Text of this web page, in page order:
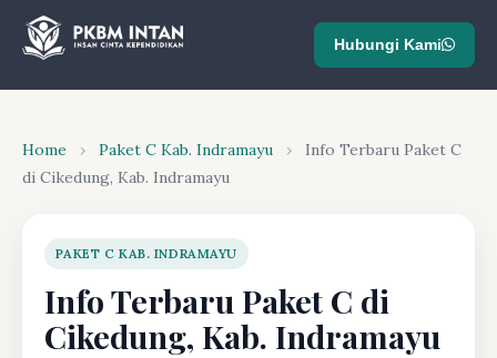
Hubungi Kami
Home › Paket C Kab. Indramayu ›
Info Terbaru Paket C
di Cikedung, Kab. Indramayu
PAKET C KAB. INDRAMAYU
Info Terbaru Paket C di
Cikedung, Kab. Indramayu